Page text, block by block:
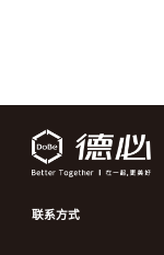
联系方式